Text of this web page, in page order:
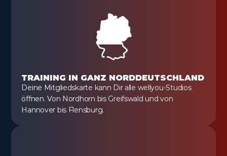
TRAINING IN GANZ NORDDEUTSCHLAND
Deine Mitgliedskarte kann Dir alle wellyou-Studios
öffnen. Von Nordhorn bis Greifswald und von
Hannover bis Flensburg.